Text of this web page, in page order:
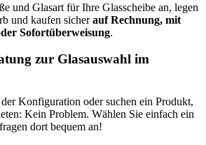
und Glasart für Ihre Glasscheibe an, legen
und kaufen sicherauf Rechnung, mit
Sofortüberweisung.
zur Glasauswahl im
Konfiguration oder suchen ein Produkt,
Kein Problem. Wählen Sie einfach ein
dort bequem an!